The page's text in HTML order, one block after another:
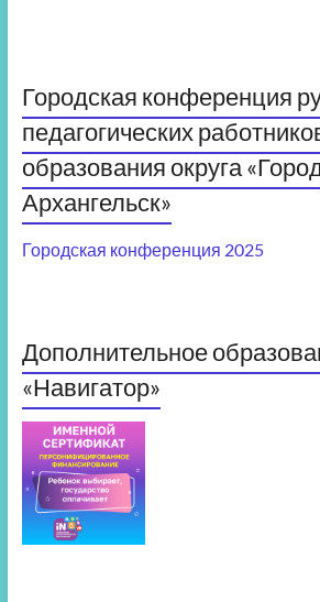
Городская конференция
педагогических
образования округа
Архангельск»
Городская конференция 2025
Дополнительное
«Навигатор»